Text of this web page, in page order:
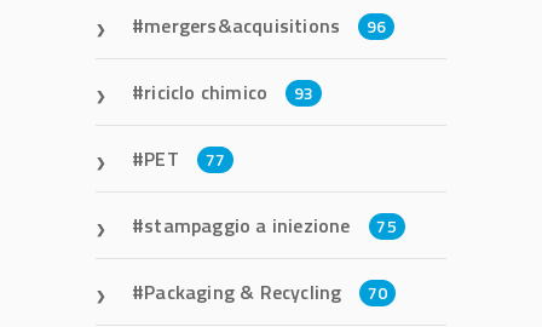
mergers&acquisitions 96
riciclo chimico 93
PET 77
stampaggio a iniezione 75
Packaging & Recycling 70